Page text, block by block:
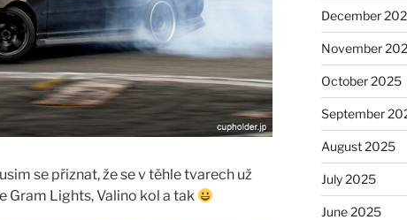
se přiznat, že se v těhle tvarech už
Gram Lights, Valino kol a tak
December
November
October 2025
September
August 2025
July 2025
June 2025